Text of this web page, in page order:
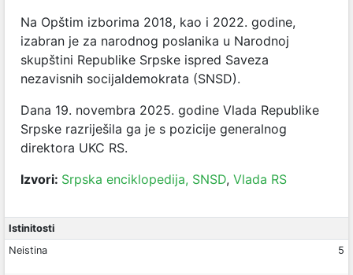
Na Opštim izborima 2018, kao i 2022. godine,
izabran je za narodnog poslanika u Narodnoj
skupštini Republike Srpske ispred Saveza
nezavisnih socijaldemokrata (SNSD).
Dana 19. novembra 2025. godine Vlada Republike
Srpske razriješila ga je s pozicije generalnog
direktora UKC RS.
Izvori: Srpska enciklopedija, SNSD, Vlada RS
Istinitosti
Neistina
5